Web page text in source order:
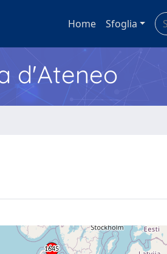
Home Sfoglia
d'Ateneo